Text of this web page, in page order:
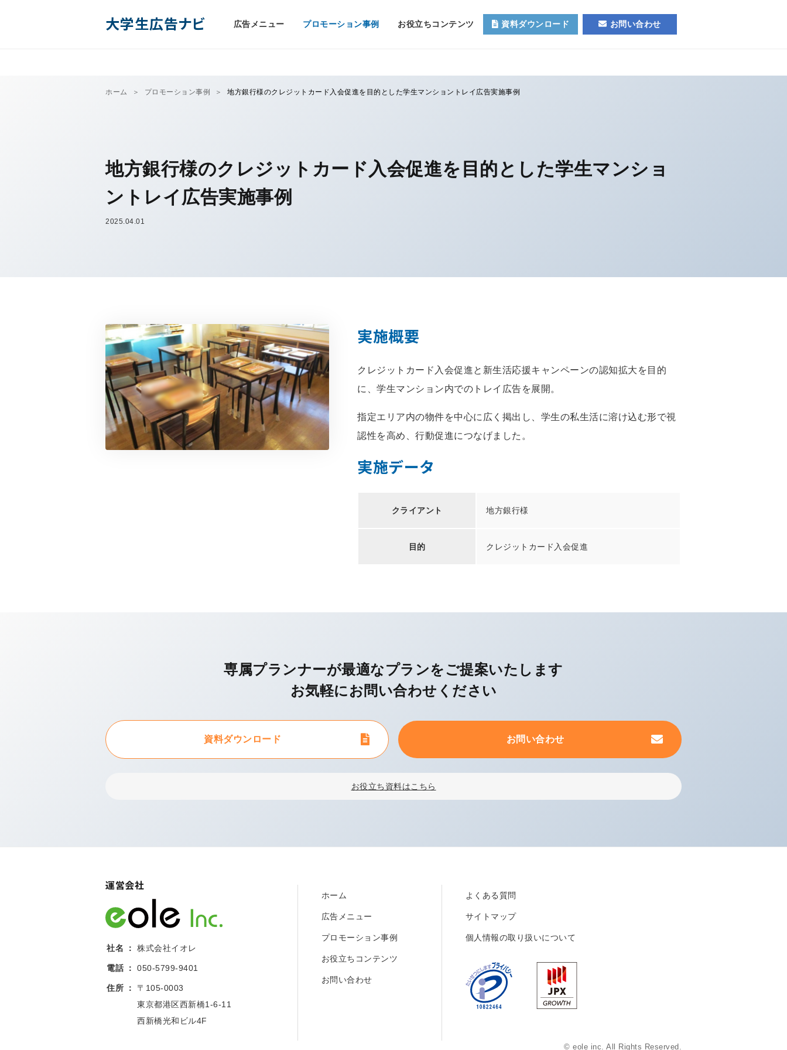
大学生広告ナビ 広告メニュー プロモーション事例 お役立ちコンテンツ 資料ダウンロード お問い合わせ
ホーム プロモーション事例 地方銀行様のクレジットカード入会促進を目的とした学生マンショントレイ広告実施事例
地方銀行様のクレジットカード入会促進を目的とした学生マンショ
ントレイ広告実施事例
2025.04.01
実施概要
クレジットカード入会促進と新生活応援キャンペーンの認知拡大を目的
に、学生マンション内でのトレイ広告を展開。
指定エリア内の物件を中心に広く掲出し、学生の私生活に溶け込む形で視
認性を高め、行動促進につなげました。
実施データ
クライアント 地方銀行様
目的 クレジットカード入会促進
専属プランナーが最適なプランをご提案いたします
お気軽にお問い合わせください
資料ダウンロード お問い合わせ
お役立ち資料はこちら
運営会社
社名 株式会社イオレ
電話 050-5799-9401
住所
〒105-0003
東京都港区西新橋1-6-11
西新橋光和ビル4F
ホーム
広告メニュー
プロモーション事例
お役立ちコンテンツ
お問い合わせ
よくある質問
サイトマップ
個人情報の取り扱いについて
© eole inc. All Rights Reserved.